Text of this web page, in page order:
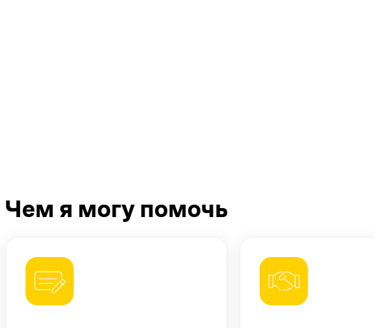
Чем я могу помочь